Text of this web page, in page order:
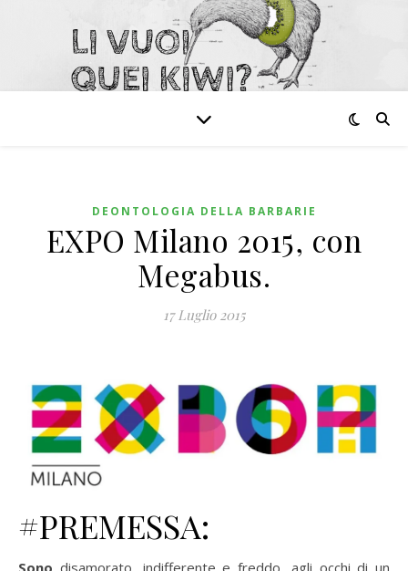
DEONTOLOGIA DELLA BARBARIE
EXPO Milano 2015, con
Megabus.
17 Luglio 2015
#PREMESSA: